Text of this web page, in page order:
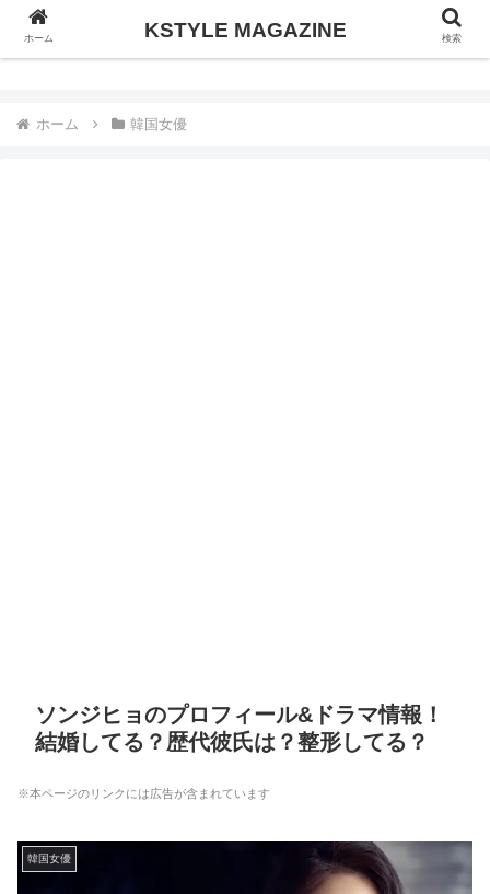
KSTYLE MAGAZINE
ホーム 韓国女優
ソンジヒョのプロフィール&ドラマ情報！
結婚してる？歴代彼氏は？整形してる？
※本ページのリンクには広告が含まれています
韓国女優
ホーム KSTYLE MAGAZINE 検索